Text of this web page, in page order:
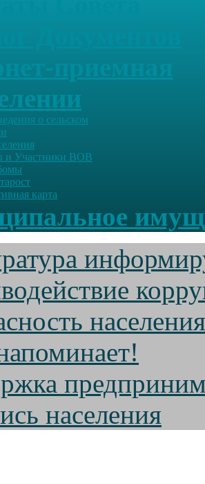
о сельском
и Участники ВОВ
карта
населения
населения